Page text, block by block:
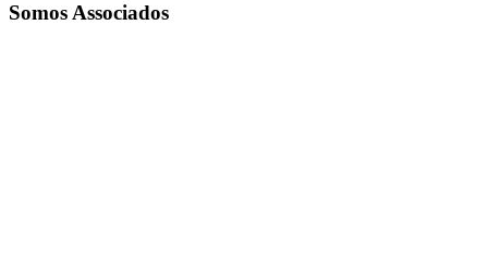
Somos Associados